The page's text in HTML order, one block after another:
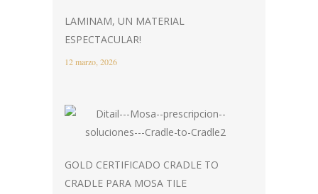
LAMINAM, UN MATERIAL
ESPECTACULAR!
12 marzo, 2026
GOLD CERTIFICADO CRADLE TO
CRADLE PARA MOSA TILE